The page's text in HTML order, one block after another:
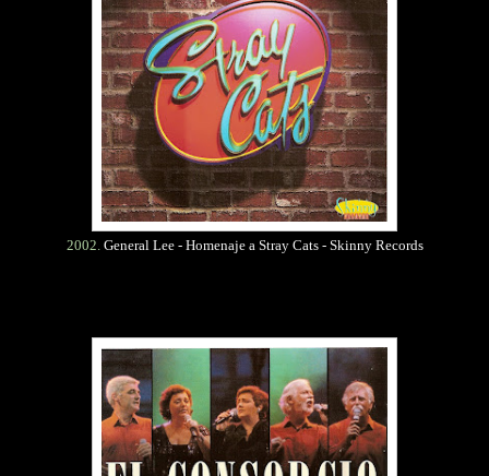
2002.General Lee - Homenaje a Stray Cats - Skinny Records